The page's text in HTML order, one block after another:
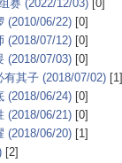
赛 (2022/12/03)[0]
(2010/06/22)[0]
(2018/07/12)[0]
(2018/07/03)[0]
其子 (2018/07/02)[1]
(2018/06/24)[0]
(2018/06/21)[0]
(2018/06/20)[1]
[2]